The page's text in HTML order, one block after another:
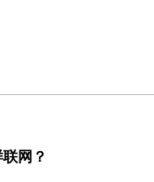
网？